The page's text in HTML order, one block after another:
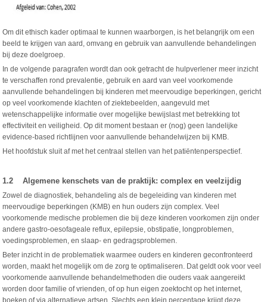
Om dit ethisch kader optimaal te kunnen waarborgen, is het belangrijk om een
beeld te krijgen van aard, omvang en gebruik van aanvullende behandelingen
bij deze doelgroep.
In de volgende paragrafen wordt dan ook getracht de hulpverlener meer inzicht
te verschaffen rond prevalentie, gebruik en aard van veel voorkomende
aanvullende behandelingen bij kinderen met meervoudige beperkingen, gericht
op veel voorkomende klachten of ziektebeelden, aangevuld met
wetenschappelijke informatie over mogelijke bewijslast met betrekking tot
effectiviteit en veiligheid. Op dit moment bestaan er (nog) geen landelijke
evidence-based richtlijnen voor aanvullende behandelwijzen bij KMB.
Het hoofdstuk sluit af met het centraal stellen van het patiëntenperspectief.
1.2 Algemene kenschets van de praktijk: complex en veelzijdig
Zowel de diagnostiek, behandeling als de begeleiding van kinderen met
meervoudige beperkingen (KMB) en hun ouders zijn complex. Veel
voorkomende medische problemen die bij deze kinderen voorkomen zijn onder
andere gastro-oesofageale reflux, epilepsie, obstipatie, longproblemen,
voedingsproblemen, en slaap- en gedragsproblemen.
Beter inzicht in de problematiek waarmee ouders en kinderen geconfronteerd
worden, maakt het mogelijk om de zorg te optimaliseren. Dat geldt ook voor veel
voorkomende aanvullende behandelmethoden die ouders vaak aangereikt
worden door familie of vrienden, of op hun eigen zoektocht op het internet,
boeken of via alternatieve artsen. Slechts een klein percentage krijgt deze